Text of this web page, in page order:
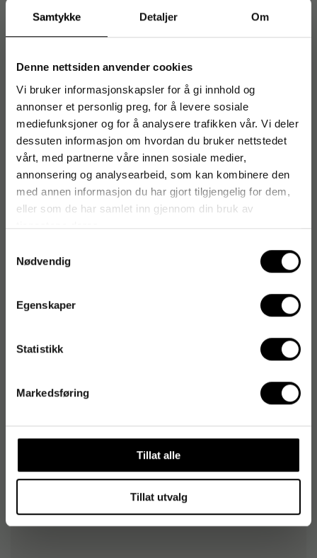
Samtykke Detaljer Om
Denne nettsiden anvender cookies
Vi bruker informasjonskapsler for å gi innhold og
annonser et personlig preg, for å levere sosiale
mediefunksjoner og for å analysere trafikken vår. Vi deler
dessuten informasjon om hvordan du bruker nettstedet
vårt, med partnerne våre innen sosiale medier,
annonsering og analysearbeid, som kan kombinere den
med annen informasjon du har gjort tilgjengelig for dem,
eller som de har samlet inn gjennom din bruk av
tjenestene deres.
Nødvendig
Egenskaper
Statistikk
Markedsføring
Tillat alle
Tillat utvalg
- Fare- og sikkerhetsinformasjon:
Sikkerhetsdatablad NO
767715
Produktspesifikasjoner
Egenskaper
85 %